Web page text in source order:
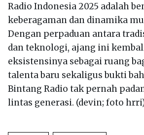
Radio Indonesia 2025 adalah
keberagaman dan dinamika
Dengan perpaduan antara
dan teknologi, ajang ini
eksistensinya sebagai ruang
talenta baru sekaligus bukti
Bintang Radio tak pernah
lintas generasi. (devin; foto